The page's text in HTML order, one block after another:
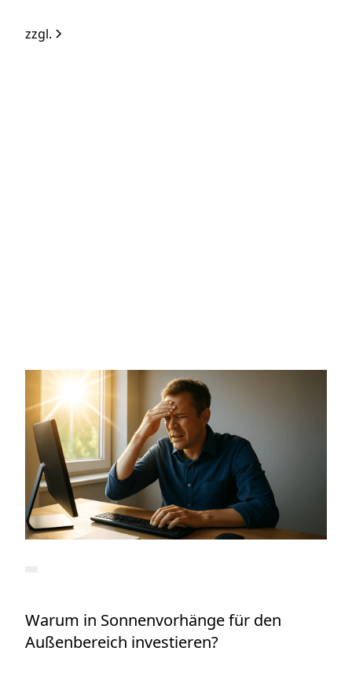
zzgl.
Warum in Sonnenvorhänge für den
Außenbereich investieren?